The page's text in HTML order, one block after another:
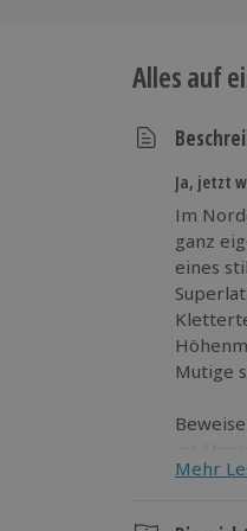
Alles auf
Ja, jetzt
Im
ganz eigenem Charme.
eines
Höhenmeter
Mutige
ins
Mehr